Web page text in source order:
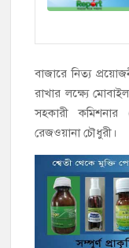
বাজারে নিত্য
রাখার লক্ষ্যে
সহকারী কমিশনার
রেজওয়ানা চৌধুরী।